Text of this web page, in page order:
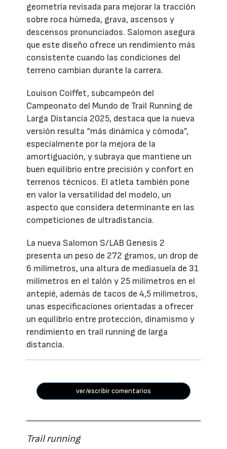
geometría revisada para mejorar la tracción
sobre roca húmeda, grava, ascensos y
descensos pronunciados. Salomon asegura
que este diseño ofrece un rendimiento más
consistente cuando las condiciones del
terreno cambian durante la carrera.
Louison Coiffet, subcampeón del
Campeonato del Mundo de Trail Running de
Larga Distancia 2025, destaca que la nueva
versión resulta “más dinámica y cómoda”,
especialmente por la mejora de la
amortiguación, y subraya que mantiene un
buen equilibrio entre precisión y confort en
terrenos técnicos. El atleta también pone
en valor la versatilidad del modelo, un
aspecto que considera determinante en las
competiciones de ultradistancia.
La nueva Salomon S/LAB Genesis 2
presenta un peso de 272 gramos, un drop de
6 milímetros, una altura de mediasuela de 31
milímetros en el talón y 25 milímetros en el
antepié, además de tacos de 4,5 milímetros,
unas especificaciones orientadas a ofrecer
un equilibrio entre protección, dinamismo y
rendimiento en trail running de larga
distancia.
ver/escribir comentarios
Trail running